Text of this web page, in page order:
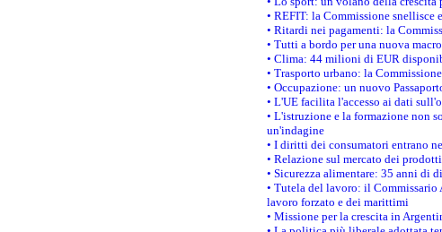
• REFIT: la Commissione snellisce
• Ritardi nei pagamenti: la
• Tutti a bordo per una nuova
• Clima: 44 milioni di EUR
• Trasporto urbano: la
• Occupazione: un nuovo
• L'UE facilita l'accesso ai dati
• L'istruzione e la formazione non
un'indagine
• I diritti dei consumatori entrano
• Relazione sul mercato dei
• Sicurezza alimentare: 35 anni di
• Tutela del lavoro: il
lavoro forzato e dei marittimi
• Missione per la crescita in